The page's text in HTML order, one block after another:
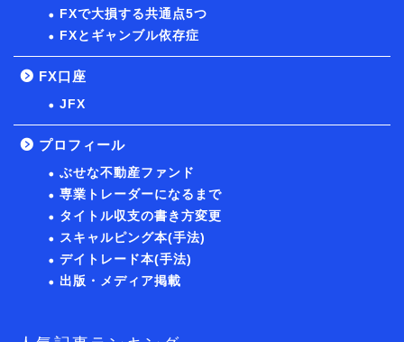
FXで大損する共通点5つ
FXとギャンブル依存症
FX口座
JFX
プロフィール
ぶせな不動産ファンド
専業トレーダーになるまで
タイトル収支の書き方変更
スキャルピング本(手法)
デイトレード本(手法)
出版・メディア掲載